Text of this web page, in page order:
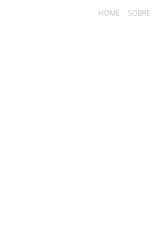
HOME SOBRE